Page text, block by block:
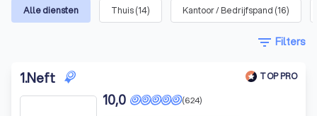
Alle diensten Thuis(14) Kantoor / Bedrijfspand (16)
filter_list Filters
1.Neft TOP PRO
(624)
10,0